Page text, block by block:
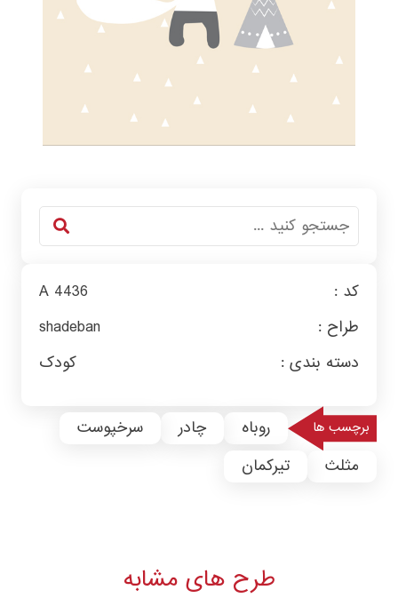
کد :
A 4436
طراح :
shadeban
دسته بندی :
کودک
برچسب ها روباه چادر
سرخپوست
مثلث
تیرکمان
طرح های مشابه